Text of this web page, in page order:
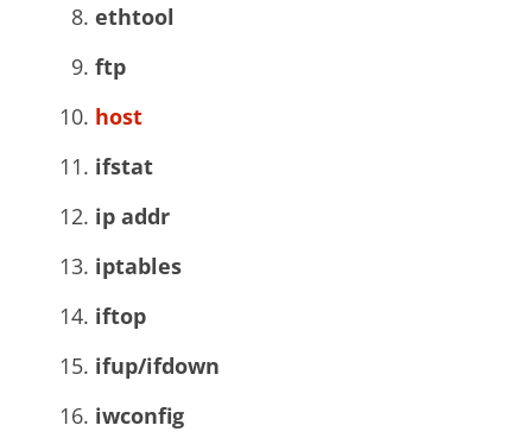
ethtool
ftp
host
ifstat
ip addr
iptables
iftop
ifup/ifdown
iwconfig